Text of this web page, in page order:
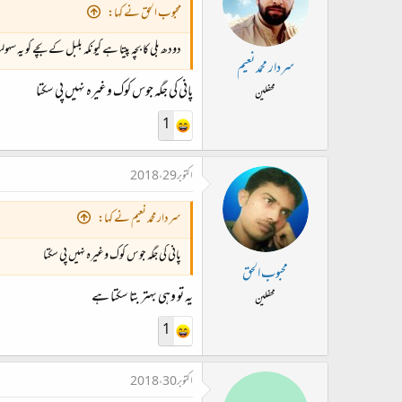
سردار محمد نعیم
محفلین
محبوب الحق نے کہا:
دودھ بلی کا بچہ پیتا ہے کیونکہ بلبل کے بچے کو یہ
پانی کی جگہ جوس کوک وغیرہ نہیں پی سکتا
1
محبوب الحق
محفلین
اکتوبر 29، 2018
سردار محمد نعیم نے کہا:
پانی کی جگہ جوس کوک وغیرہ نہیں پی سکتا
یہ تو وہی بہتر بتا سکتا ہے
1
اکتوبر 30، 2018